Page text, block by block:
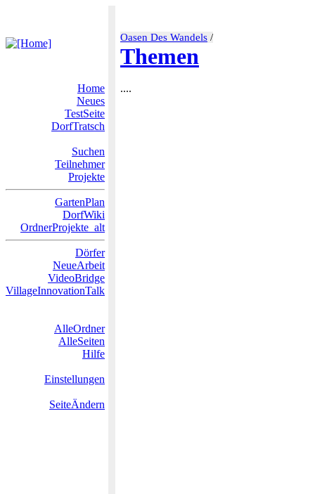
Oasen Des Wandels /
Themen
Home
Neues
TestSeite
DorfTratsch
Suchen
Teilnehmer
Projekte
GartenPlan
DorfWiki
OrdnerProjekte_alt
Dörfer
NeueArbeit
VideoBridge
VillageInnovationTalk
AlleOrdner
AlleSeiten
Hilfe
Einstellungen
SeiteÄndern
....